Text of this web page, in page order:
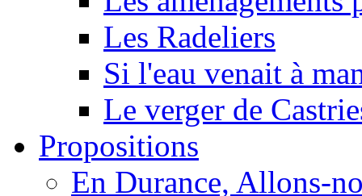
Les Radeliers
Si l'eau venait à
Le verger de
Propositions
En Durance, Allons-